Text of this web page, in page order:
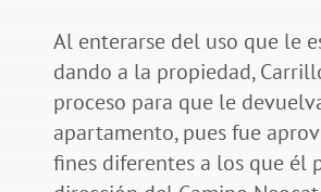
Al enterarse del uso que le
dando a la propiedad,
proceso para que le
apartamento, pues fue
fines diferentes a los que él